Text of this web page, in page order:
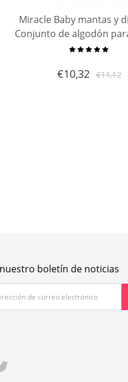
Miracle Baby mantas y
Conjunto de algodón
mantas receptoras de
diadema elegante para
€10,32 €11,12
boletín de noticias